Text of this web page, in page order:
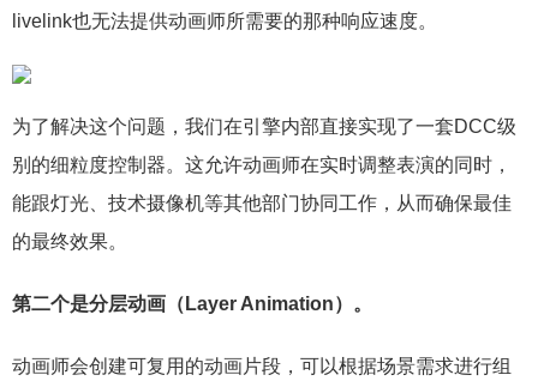
livelink也无法提供动画师所需要的那种响应速度。
为了解决这个问题，我们在引擎内部直接实现了一套DCC级
别的细粒度控制器。这允许动画师在实时调整表演的同时，
能跟灯光、技术摄像机等其他部门协同工作，从而确保最佳
的最终效果。
第二个是分层动画（Layer Animation）。
动画师会创建可复用的动画片段，可以根据场景需求进行组